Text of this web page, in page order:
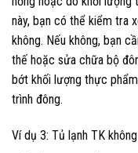
này, bạn có thể kiểm tra
không. Nếu không, bạn
thế hoặc sửa chữa bộ
bớt khối lượng thực
trình đông.
Ví dụ 3: Tủ lạnh TK